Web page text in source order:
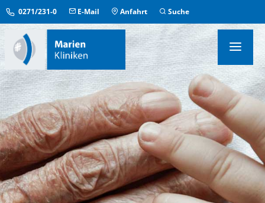
0271/231-0 E-Mail Anfahrt Suche
KLINIKEN & INSTITUTE
MEDIZINISCHE ZENTREN
ÜBERGREIFENDE EINRICHTUNGEN
PFLEGE & AUFENTHALT
KONTAKT & SERVICE